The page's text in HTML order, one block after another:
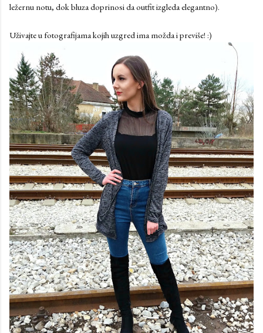
ležernu notu, dok bluza doprinosi da outfit izgleda elegantno).
Uživajte u fotografijama kojih uzgred ima možda i previše! :)